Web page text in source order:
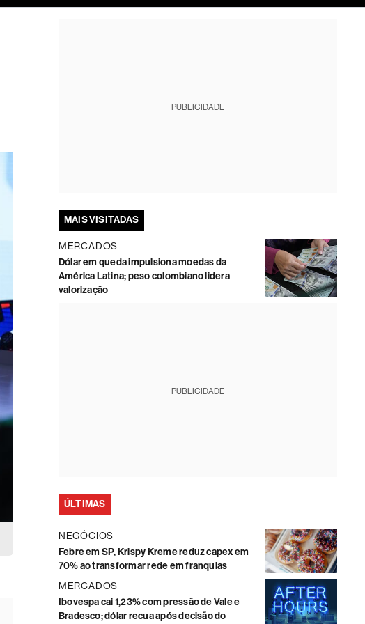
PUBLICIDADE
MAIS VISITADAS
MERCADOS
Dólar em queda impulsiona moedas da
América Latina; peso colombiano lidera
valorização
PUBLICIDADE
ÚLTIMAS
NEGÓCIOS
Febre em SP, Krispy Kreme reduz capex em
70% ao transformar rede em franquias
MERCADOS
Ibovespa cai 1,23% com pressão de Vale e
Bradesco; dólar recua após decisão do